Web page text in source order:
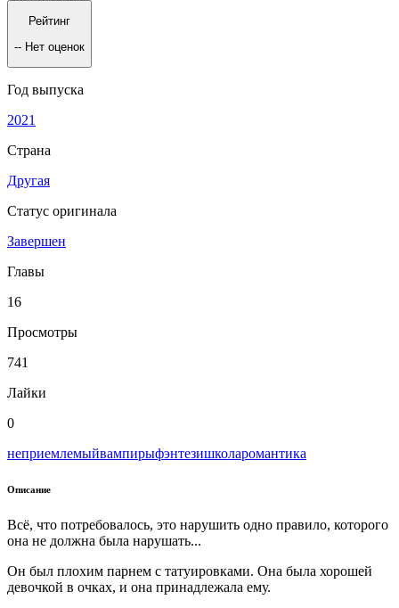
Рейтинг
-- Нет оценок
Год выпуска
2021
Страна
Другая
Статус оригинала
Завершен
Главы
16
Просмотры
741
Лайки
0
неприемлемыйвампирыфэнтезишколаромантика
Описание
Всё, что потребовалось, это нарушить одно правило, которого
она не должна была нарушать...
Он был плохим парнем с татуировками. Она была хорошей
девочкой в очках, и она принадлежала ему.